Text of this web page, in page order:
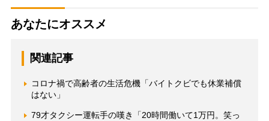
あなたにオススメ
関連記事
コロナ禍で高齢者の生活危機「バイトクビでも休業補償
はない」
79才タクシー運転手の嘆き「20時間働いて1万円。笑っ